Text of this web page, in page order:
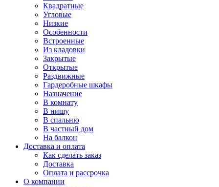
Квадратные
Угловые
Низкие
Особенности
Встроенные
Из кладовки
Закрытые
Открытые
Раздвижные
Гардеробные шкафы
Назначение
В комнату
В нишу
В спальню
В частный дом
На балкон
Доставка и оплата
Как сделать заказ
Доставка
Оплата и рассрочка
О компании